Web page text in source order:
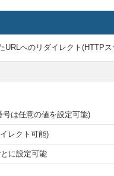
へのリダイレクト(HTTP
号は任意の値を設定可能)
レクト可能)
に設定可能